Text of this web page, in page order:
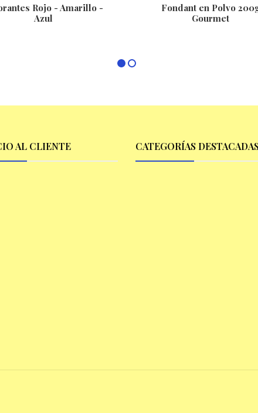
Rojo - Amarillo -
Azul
Fondant en Polvo
Gourmet
AL CLIENTE CATEGORÍAS DESTACADAS